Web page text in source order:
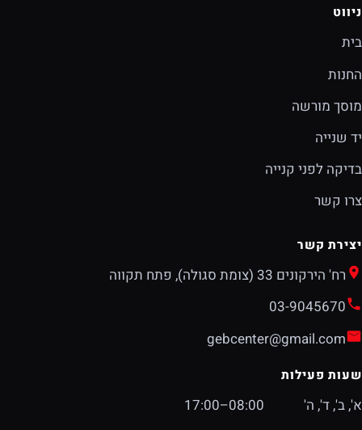
ניווט
בית
החנות
מוסך מורשה
יד שנייה
בדיקה לפני קנייה
צרו קשר
יצירת קשר
רח' הירקונים 33 (צומת סגולה), פתח תקווה
03-9045670
gebcenter@gmail.com
שעות פעילות
א', ב', ד', ה'
08:00–17:00